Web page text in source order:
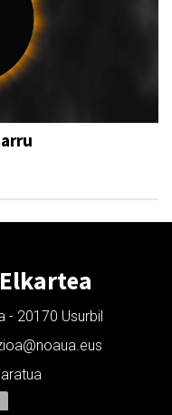
- 20170 Usurbil